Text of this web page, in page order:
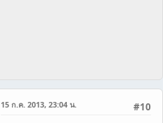
#10
15 ก.ค. 2013, 23:04 น.